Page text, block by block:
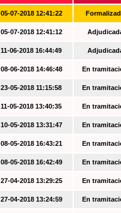
05-07-2018 12:41:22
05-07-2018 12:41:12
11-06-2018 16:44:49
08-06-2018 14:46:48 En
23-05-2018 11:15:58 En
11-05-2018 13:40:35 En
10-05-2018 13:31:47 En
08-05-2018 16:43:21 En
08-05-2018 16:42:49 En
27-04-2018 13:29:25 En
27-04-2018 13:24:59 En